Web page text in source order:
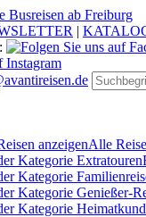
Busreisen ab Freiburg
|
Alle